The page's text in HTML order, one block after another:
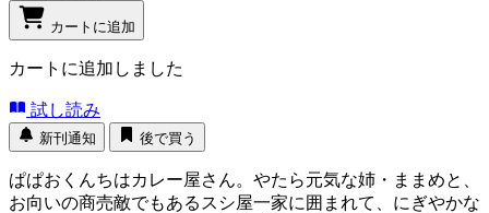
カートに追加
カートに追加しました
試し読み
新刊通知 後で買う
ぱぱおくんちはカレー屋さん。やたら元気な姉・ままめと、
お向いの商売敵でもあるスシ屋一家に囲まれて、にぎやかな